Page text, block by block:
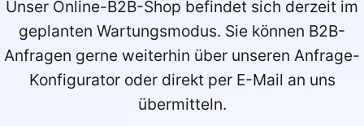
Unser Online-B2B-Shop befindet sich derzeit im
geplanten Wartungsmodus. Sie können B2B-
Anfragen gerne weiterhin über unseren Anfrage-
Konfigurator oder direkt per E-Mail an uns
übermitteln.